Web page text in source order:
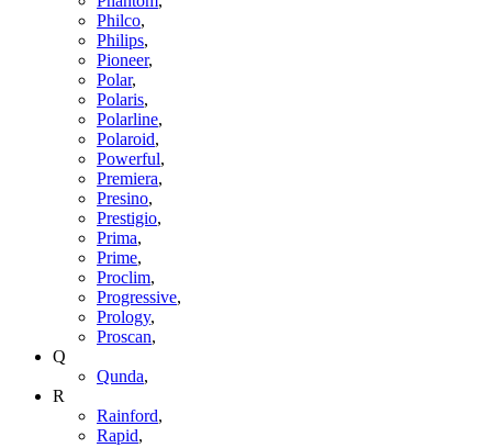
Philco,
Philips,
Pioneer,
Polar,
Polaris,
Polarline,
Polaroid,
Powerful,
Premiera,
Presino,
Prestigio,
Prima,
Prime,
Proclim,
Progressive,
Prology,
Proscan,
Q
Qunda,
R
Rainford,
Rapid,